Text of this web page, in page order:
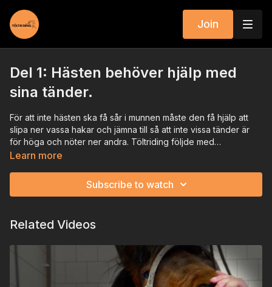
Join
Del 1: Hästen behöver hjälp med
sina tänder.
För att inte hästen ska få sår i munnen måste den få hjälp att
slipa ner vassa hakar och jämna till så att inte vissa tänder är
för höga och nöter ner andra. Töltriding följde med
ästtandläkare Thorleifur Sigúfsson på ett stallbesök.
Learn more
Subscribe to watch
Related Videos